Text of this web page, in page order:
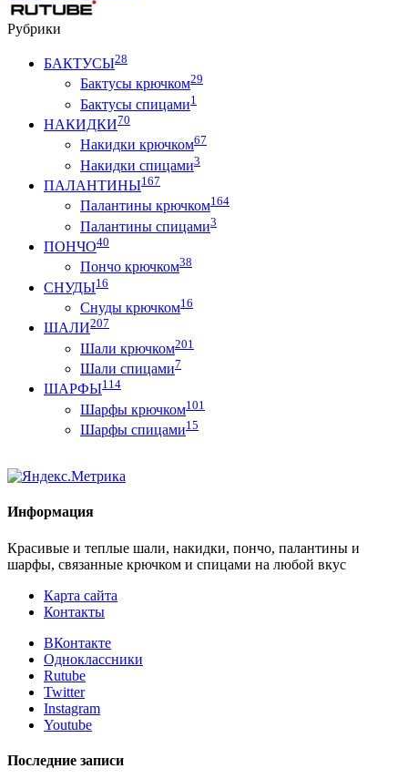
Рубрики
БАКТУСЫ28
Бактусы крючком29
Бактусы спицами1
НАКИДКИ70
Накидки крючком67
Накидки спицами3
ПАЛАНТИНЫ167
Палантины крючком164
Палантины спицами3
ПОНЧО40
Пончо крючком38
СНУДЫ16
Снуды крючком16
ШАЛИ207
Шали крючком201
Шали спицами7
ШАРФЫ114
Шарфы крючком101
Шарфы спицами15
Информация
Красивые и теплые шали, накидки, пончо, палантины и
шарфы, связанные крючком и спицами на любой вкус
Карта сайта
Контакты
ВКонтакте
Одноклассники
Rutube
Twitter
Instagram
Youtube
Последние записи